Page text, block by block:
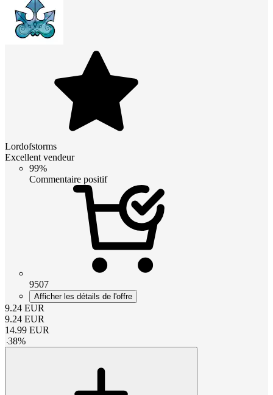
Lordofstorms
Excellent vendeur
99%
Commentaire positif
9507
Afficher les détails de l'offre
9.24 EUR
9.24 EUR
14.99 EUR
-38%